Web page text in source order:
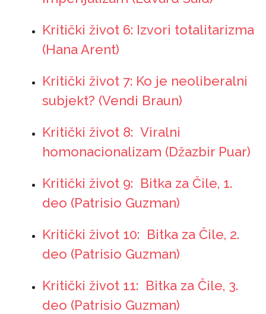
Kritički život 6: Izvori totalitarizma
(Hana Arent)
Kritički život 7: Ko je neoliberalni
subjekt? (Vendi Braun)
Kritički život 8: Viralni
homonacionalizam (Džazbir Puar)
Kritički život 9: Bitka za Čile, 1.
deo (Patrisio Guzman)
Kritički život 10: Bitka za Čile, 2.
deo (Patrisio Guzman)
Kritički život 11: Bitka za Čile, 3.
deo (Patrisio Guzman)